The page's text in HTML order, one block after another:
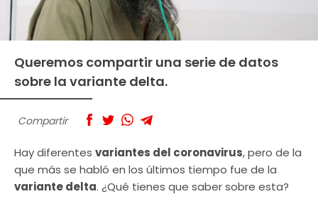
Queremos compartir una serie de datos
sobre la variante delta.
Compartir
Hay diferentes variantes del coronavirus, pero de la
que más se habló en los últimos tiempo fue de la
variante delta. ¿Qué tienes que saber sobre esta?